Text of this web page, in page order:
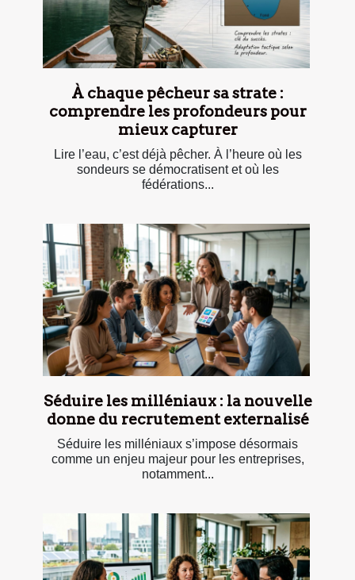
À chaque pêcheur sa strate :
comprendre les profondeurs pour
mieux capturer
Lire l’eau, c’est déjà pêcher. À l’heure où les
sondeurs se démocratisent et où les
fédérations...
Séduire les milléniaux : la nouvelle
donne du recrutement externalisé
Séduire les milléniaux s’impose désormais
comme un enjeu majeur pour les entreprises,
notamment...